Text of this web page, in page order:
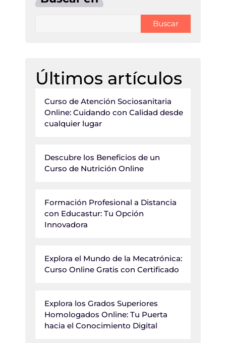
Buscar
Últimos artículos
Curso de Atención Sociosanitaria
Online: Cuidando con Calidad desde
cualquier lugar
Descubre los Beneficios de un
Curso de Nutrición Online
Formación Profesional a Distancia
con Educastur: Tu Opción
Innovadora
Explora el Mundo de la Mecatrónica:
Curso Online Gratis con Certificado
Explora los Grados Superiores
Homologados Online: Tu Puerta
hacia el Conocimiento Digital